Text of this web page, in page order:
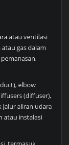
atau ventilasi
gas dalam
elbow
(diffuser),
aliran udara
atau instalasi